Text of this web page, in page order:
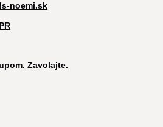
noemi.sk
Zavolajte.